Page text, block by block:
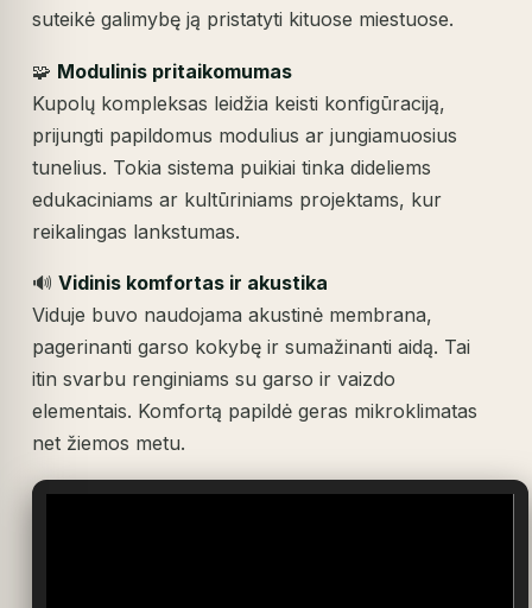
suteikė galimybę ją pristatyti kituose miestuose.
🧩 Modulinis pritaikomumas
Kupolų kompleksas leidžia keisti konfigūraciją,
prijungti papildomus modulius ar jungiamuosius
tunelius. Tokia sistema puikiai tinka dideliems
edukaciniams ar kultūriniams projektams, kur
reikalingas lankstumas.
🔊Vidinis komfortas ir akustika
Viduje buvo naudojama akustinė membrana,
pagerinanti garso kokybę ir sumažinanti aidą. Tai
itin svarbu renginiams su garso ir vaizdo
elementais. Komfortą papildė geras mikroklimatas
net žiemos metu.